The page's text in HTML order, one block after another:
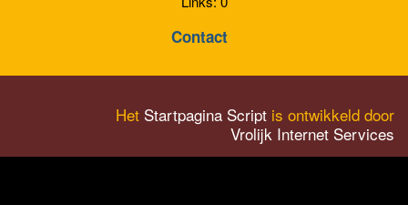
Contact
Het Startpagina Script is ontwikkeld door
Vrolijk Internet Services